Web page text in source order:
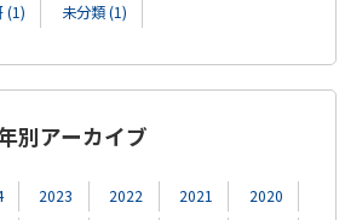
(1) 未分類 (1)
別アーカイブ
2023 2022 2021
2020